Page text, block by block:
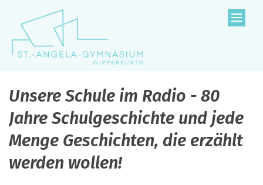
Zum Inhalt springen
Unsere Schule im Radio - 80
Jahre Schulgeschichte und jede
Menge Geschichten, die erzählt
werden wollen!